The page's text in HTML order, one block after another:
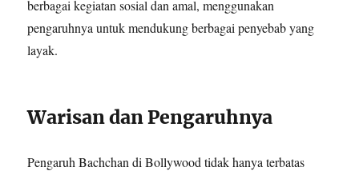
berbagai kegiatan sosial dan amal, menggunakan
pengaruhnya untuk mendukung berbagai penyebab yang
layak.
Warisan dan Pengaruhnya
Pengaruh Bachchan di Bollywood tidak hanya terbatas